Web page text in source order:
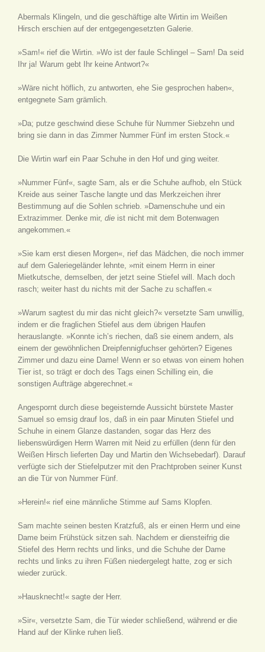
Abermals Klingeln, und die geschäftige alte Wirtin im Weißen
Hirsch erschien auf der entgegengesetzten Galerie.
»Sam!« rief die Wirtin. »Wo ist der faule Schlingel – Sam! Da seid
Ihr ja! Warum gebt Ihr keine Antwort?«
»Wäre nicht höflich, zu antworten, ehe Sie gesprochen haben«,
entgegnete Sam grämlich.
»Da; putze geschwind diese Schuhe für Nummer Siebzehn und
bring sie dann in das Zimmer Nummer Fünf im ersten Stock.«
Die Wirtin warf ein Paar Schuhe in den Hof und ging weiter.
»Nummer Fünf«, sagte Sam, als er die Schuhe aufhob, eln Stück
Kreide aus seiner Tasche langte und das Merkzeichen ihrer
Bestimmung auf die Sohlen schrieb. »Damenschuhe und ein
Extrazimmer. Denke mir, die ist nicht mit dem Botenwagen
angekommen.«
»Sie kam erst diesen Morgen«, rief das Mädchen, die noch immer
auf dem Galeriegeländer lehnte, »mit einem Herrn in einer
Mietkutsche, demselben, der jetzt seine Stiefel will. Mach doch
rasch; weiter hast du nichts mit der Sache zu schaffen.«
»Warum sagtest du mir das nicht gleich?« versetzte Sam unwillig,
indem er die fraglichen Stiefel aus dem übrigen Haufen
herauslangte. »Konnte ich’s riechen, daß sie einem andern, als
einem der gewöhnlichen Dreipfennigfuchser gehörten? Eigenes
Zimmer und dazu eine Dame! Wenn er so etwas von einem hohen
Tier ist, so trägt er doch des Tags einen Schilling ein, die
sonstigen Aufträge abgerechnet.«
Angespornt durch diese begeisternde Aussicht bürstete Master
Samuel so emsig drauf los, daß in ein paar Minuten Stiefel und
Schuhe in einem Glanze dastanden, sogar das Herz des
liebenswürdigen Herrn Warren mit Neid zu erfüllen (denn für den
Weißen Hirsch lieferten Day und Martin den Wichsebedarf). Darauf
verfügte sich der Stiefelputzer mit den Prachtproben seiner Kunst
an die Tür von Nummer Fünf.
»Herein!« rief eine männliche Stimme auf Sams Klopfen.
Sam machte seinen besten Kratzfuß, als er einen Herrn und eine
Dame beim Frühstück sitzen sah. Nachdem er diensteifrig die
Stiefel des Herrn rechts und links, und die Schuhe der Dame
rechts und links zu ihren Füßen niedergelegt hatte, zog er sich
wieder zurück.
»Hausknecht!« sagte der Herr.
»Sir«, versetzte Sam, die Tür wieder schließend, während er die
Hand auf der Klinke ruhen ließ.